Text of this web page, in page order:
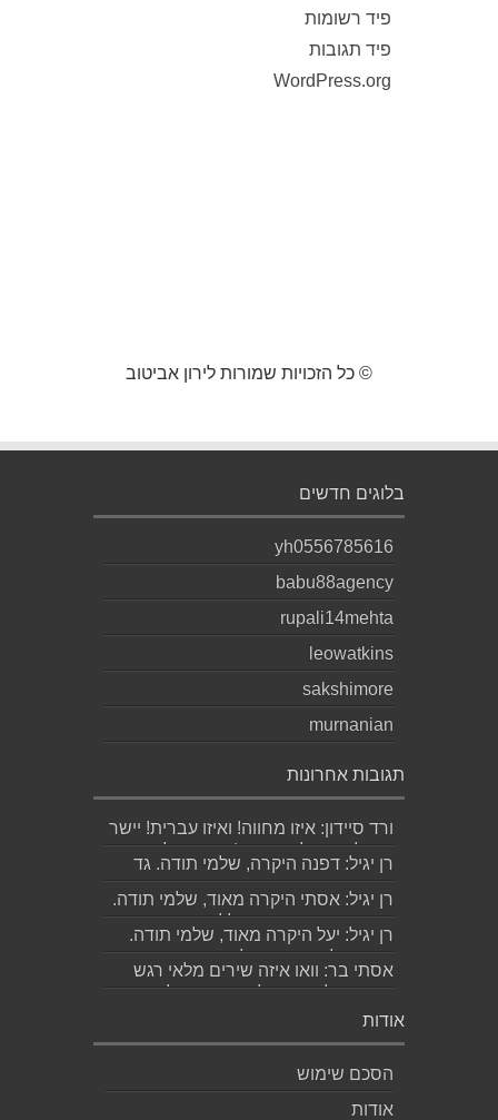
פיד רשומות
פיד תגובות
WordPress.org
© כל הזכויות שמורות לירון אביטוב
בלוגים חדשים
yh0556785616
babu88agency
rupali14mehta
leowatkins
sakshimore
murnanian
תגובות אחרונות
ורד סיידון: איזו מחווה! ואיזו עברית! יישר
כוח לכותב ולאהובתו :) שבת שלום...
רן יגיל: דפנה היקרה, שלמי תודה. גד
הוא אכן משורר איכותי ביותר. אמסור...
רן יגיל: אסתי היקרה מאוד, שלמי תודה.
ניכר כי השירים דיברו לליבך. אמסו...
רן יגיל: יעל היקרה מאוד, שלמי תודה.
אמסור לגד. שבת שלום. רן...
אסתי בר: וואו איזה שירים מלאי רגש
ותשוקה לאהובה ולאהבה הגדולה
ה,בלתי...
אודות
הסכם שימוש
אודות